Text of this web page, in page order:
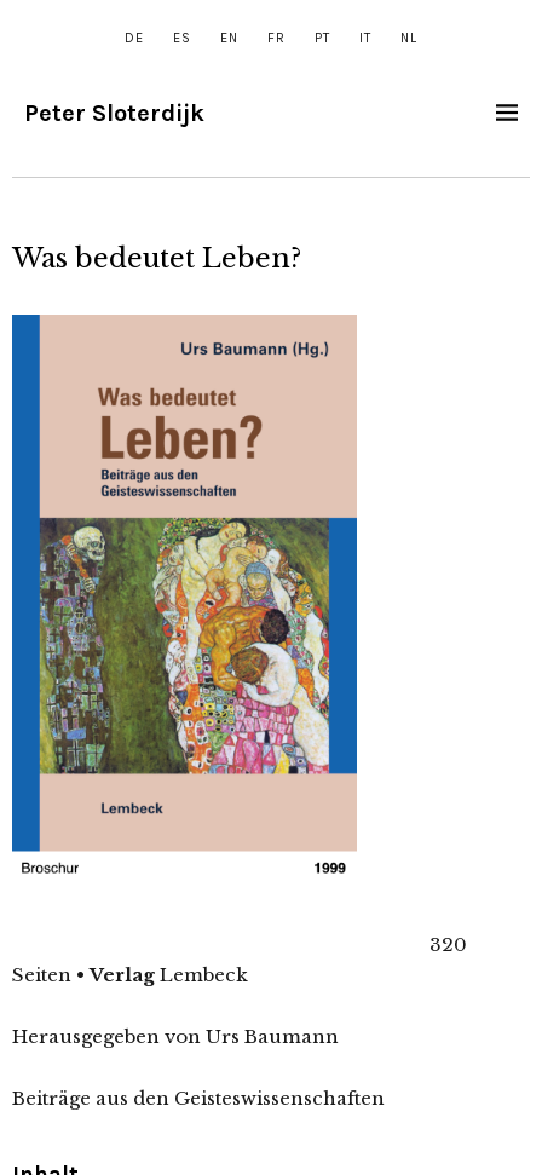
DE ES EN FR PT IT NL
Peter Sloterdijk
Was bedeutet Leben?
320
Seiten • Verlag Lembeck
Herausgegeben von Urs Baumann
Beiträge aus den Geisteswissenschaften